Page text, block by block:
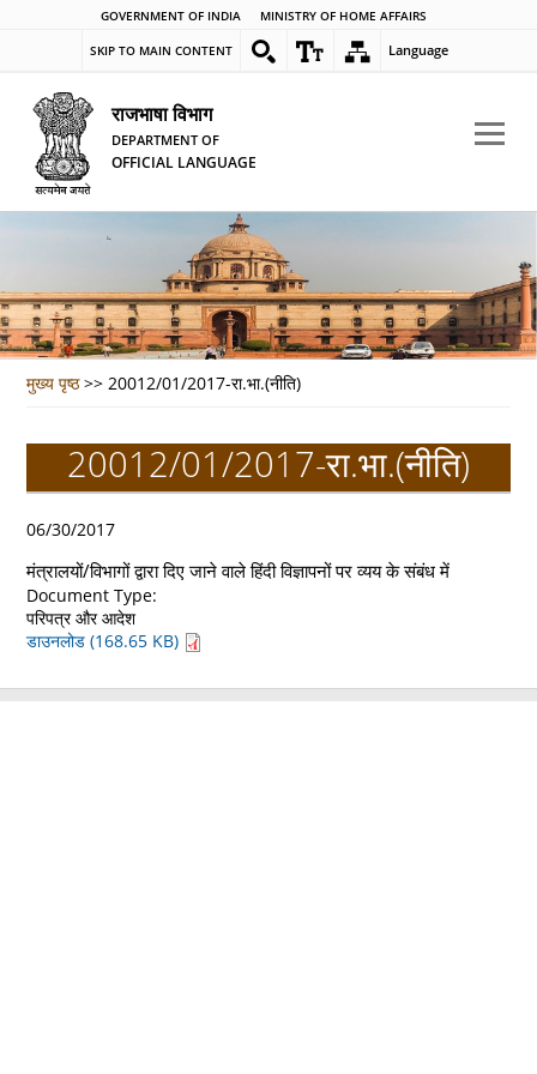
GOVERNMENT OF INDIA MINISTRY OF HOME AFFAIRS
SKIP TO MAIN CONTENT Language
राजभाषा विभाग
DEPARTMENT OF
OFFICIAL LANGUAGE
मुख्य पृष्ठ >>20012/01/2017-रा.भा.(नीति)
20012/01/2017-रा.भा.(नीति)
06/30/2017
मंत्रालयों/विभागों द्वारा दिए जाने वाले हिंदी विज्ञापनों पर व्यय के संबंध में
Document Type:
परिपत्र और आदेश
डाउनलोड (168.65 KB)